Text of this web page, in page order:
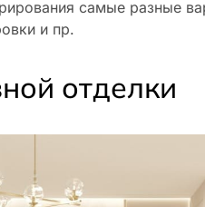
самые разные
и пр.
отделки